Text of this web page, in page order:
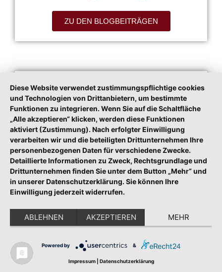
ZU DEN BLOGBEITRÄGEN
Publikationen
ZU DEN PUBLIKATIONEN
Diese Website verwendet zustimmungspflichtige cookies
und Technologien von Drittanbietern, um bestimmte
Funktionen zu integrieren. Wenn Sie auf die Schaltfläche
„Alle akzeptieren“ klicken, werden diese Funktionen
aktiviert (Zustimmung). Nach erfolgter Einwilligung
verarbeiten wir und die beteiligten Drittunternehmen Ihre
personenbezogenen Daten für verschiedene Zwecke.
Detaillierte Informationen zu Zweck, Rechtsgrundlage und
Drittunternehmen finden Sie unter dem Button „Mehr“ und
in unserer Datenschutzerklärung. Sie können Ihre
Einwilligung jederzeit widerrufen.
ABLEHNEN AKZEPTIEREN MEHR
Powered by &
Impressum Datenschutzerklärung